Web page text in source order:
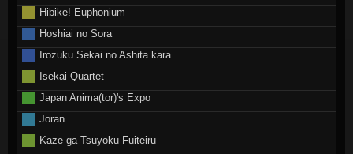
Hibike! Euphonium
Hoshiai no Sora
Irozuku Sekai no Ashita kara
Isekai Quartet
Japan Anima(tor)'s Expo
Joran
Kaze ga Tsuyoku Fuiteiru